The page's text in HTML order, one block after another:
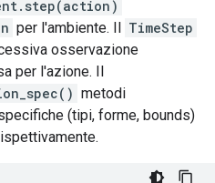
per l'ambiente. Il TimeStep
osservazione
per l'azione. Il
metodi
(tipi, forme, bounds)